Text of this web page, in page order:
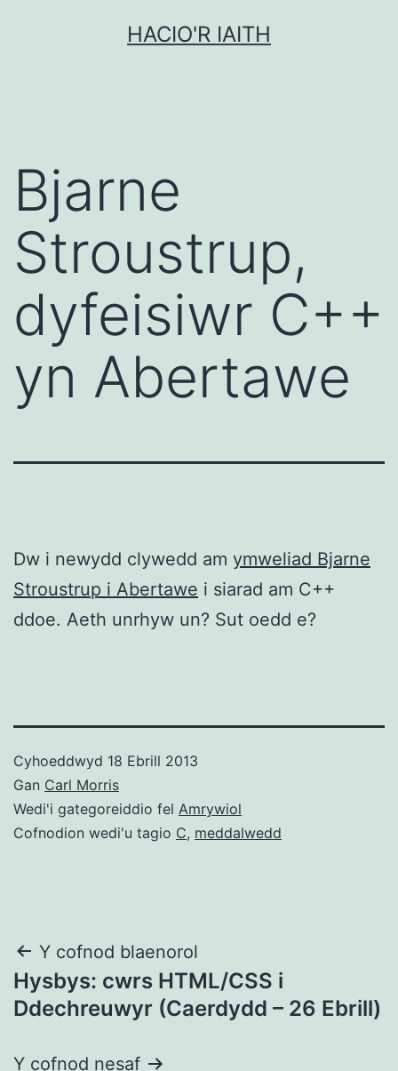
HACIO'R IAITH
Bjarne
Stroustrup,
dyfeisiwr C++
yn Abertawe
Dw i newydd clywedd am ymweliad Bjarne
Stroustrup i Abertawe i siarad am C++
ddoe. Aeth unrhyw un? Sut oedd e?
Cyhoeddwyd 18 Ebrill 2013
Gan Carl Morris
Wedi'i gategoreiddio fel Amrywiol
Cofnodion wedi'u tagio C, meddalwedd
Llywio
cofnod
Y cofnod blaenorol
Hysbys: cwrs HTML/CSS i
Ddechreuwyr (Caerdydd – 26 Ebrill)
Y cofnod nesaf